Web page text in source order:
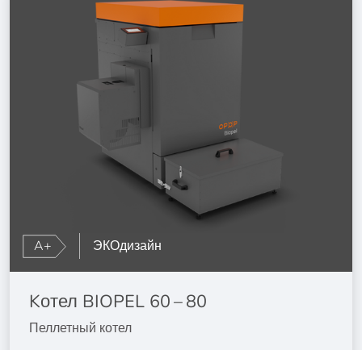
A+ ЭКОдизайн
Kотел BIOPEL 60 – 80
Пеллетный котел